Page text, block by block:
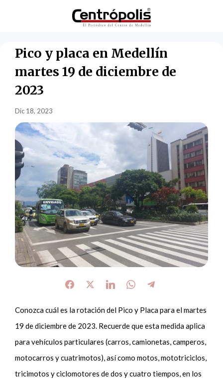
Pico y placa en Medellín
martes 19 de diciembre de
2023
Dic 18, 2023
Conozca cuál es la rotación del Pico y Placa para el martes
19 de diciembre de 2023. Recuerde que esta medida aplica
para vehículos particulares (carros, camionetas, camperos,
motocarros y cuatrimotos), así como motos, mototriciclos,
tricimotos y ciclomotores de dos y cuatro tiempos, en los